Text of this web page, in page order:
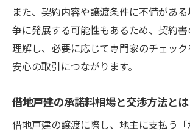
また、契約内容や譲渡条件に不備があ
争に発展する可能性もあるため、契約
理解し、必要に応じて専門家のチェッ
安心の取引につながります。
借地戸建の承諾料相場と交渉方法とは
借地戸建の譲渡に際し、地主に支払う